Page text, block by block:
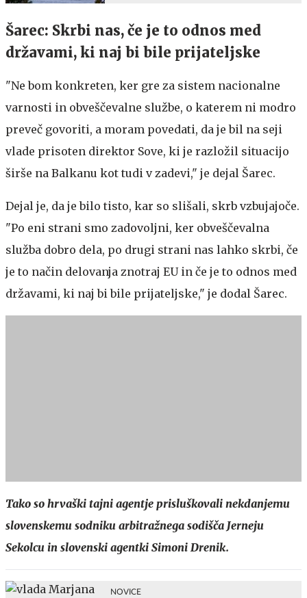
Šarec: Skrbi nas, če je to odnos med
državami, ki naj bi bile prijateljske
"Ne bom konkreten, ker gre za sistem nacionalne
varnosti in obveščevalne službe, o katerem ni modro
preveč govoriti, a moram povedati, da je bil na seji
vlade prisoten direktor Sove, ki je razložil situacijo
širše na Balkanu kot tudi v zadevi," je dejal Šarec.
Dejal je, da je bilo tisto, kar so slišali, skrb vzbujajoče.
"Po eni strani smo zadovoljni, ker obveščevalna
služba dobro dela, po drugi strani nas lahko skrbi, če
je to način delovanja znotraj EU in če je to odnos med
državami, ki naj bi bile prijateljske," je dodal Šarec.
Tako so hrvaški tajni agentje prisluškovali nekdanjemu
slovenskemu sodniku arbitražnega sodišča Jerneju
Sekolcu in slovenski agentki Simoni Drenik.
NOVICE